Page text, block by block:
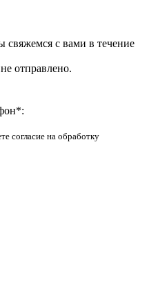
с вами в течение
отправлено.
*:
согласие на обработку